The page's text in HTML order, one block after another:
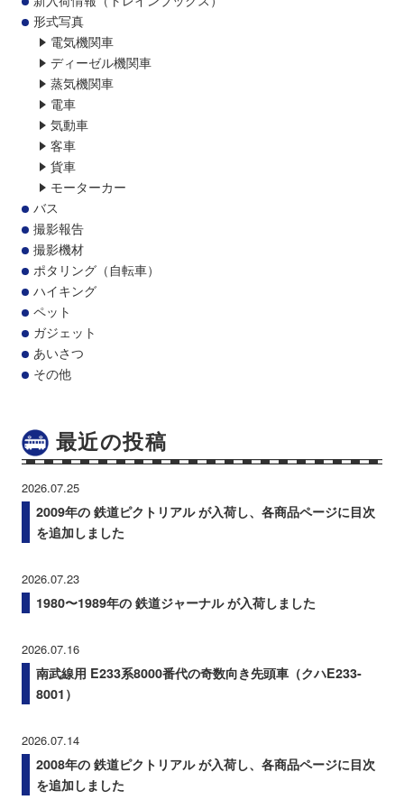
形式写真
電気機関車
ディーゼル機関車
蒸気機関車
電車
気動車
客車
貨車
モーターカー
バス
撮影報告
撮影機材
ポタリング（自転車）
ハイキング
ペット
ガジェット
あいさつ
その他
最近の投稿
2026.07.25
2009年の 鉄道ピクトリアル が入荷し、各商品ページに目次
を追加しました
2026.07.23
1980〜1989年の 鉄道ジャーナル が入荷しました
2026.07.16
南武線用 E233系8000番代の奇数向き先頭車（クハE233-
8001）
2026.07.14
2008年の 鉄道ピクトリアル が入荷し、各商品ページに目次
を追加しました